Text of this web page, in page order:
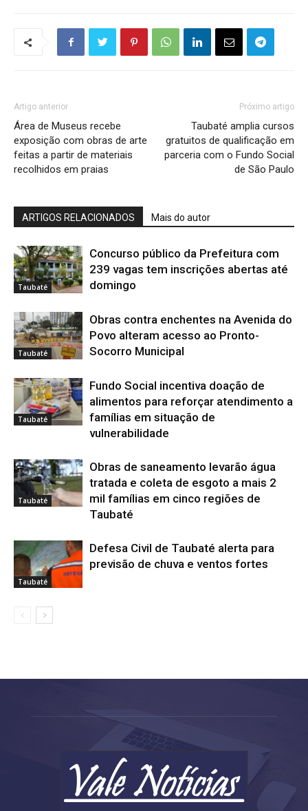
Artigo anterior
Área de Museus recebe
exposição com obras de arte
feitas a partir de materiais
recolhidos em praias
Próximo artigo
Taubaté amplia cursos
gratuitos de qualificação em
parceria com o Fundo Social
de São Paulo
ARTIGOS RELACIONADOS Mais do autor
Taubaté
Concurso público da Prefeitura com
239 vagas tem inscrições abertas até
domingo
Taubaté
Obras contra enchentes na Avenida do
Povo alteram acesso ao Pronto-
Socorro Municipal
Taubaté
Fundo Social incentiva doação de
alimentos para reforçar atendimento a
famílias em situação de
vulnerabilidade
Taubaté
Obras de saneamento levarão água
tratada e coleta de esgoto a mais 2
mil famílias em cinco regiões de
Taubaté
Taubaté
Defesa Civil de Taubaté alerta para
previsão de chuva e ventos fortes